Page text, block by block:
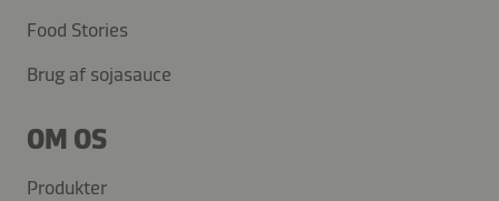
Food Stories
Brug af sojasauce
OM OS
Produkter